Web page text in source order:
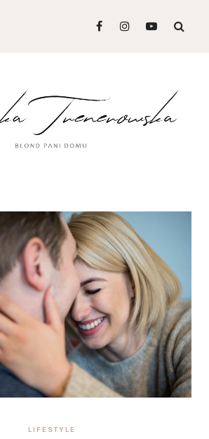
LIFESTYLE